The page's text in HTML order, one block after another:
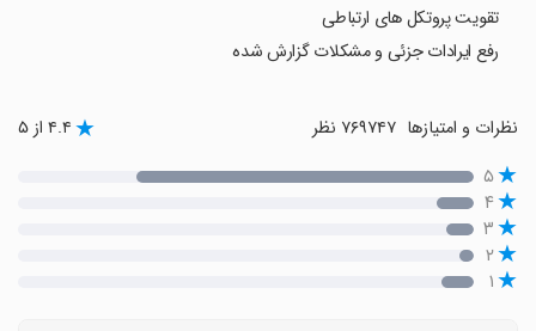
تقویت پروتکل های ارتباطی
رفع ایرادات جزئی و مشکلات گزارش شده
نظرات و امتیازها ۴.۴ از ۵
۵
۴
۳
۲
۱